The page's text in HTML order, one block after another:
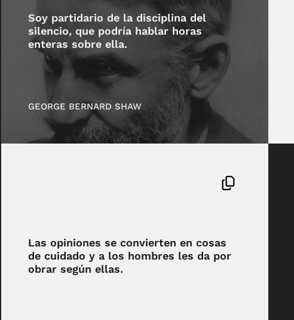
Soy partidario de la disciplina del
silencio, que podría hablar horas
enteras sobre ella.
GEORGE BERNARD SHAW
Las opiniones se convierten en cosas
de cuidado y a los hombres les da por
obrar según ellas.